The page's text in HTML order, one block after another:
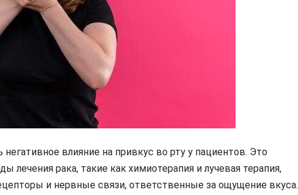
влияние на привкус во рту у пациентов. Это
лечения рака, такие как химиотерапия и лучевая терапия,
и нервные связи, ответственные за ощущение вкуса.